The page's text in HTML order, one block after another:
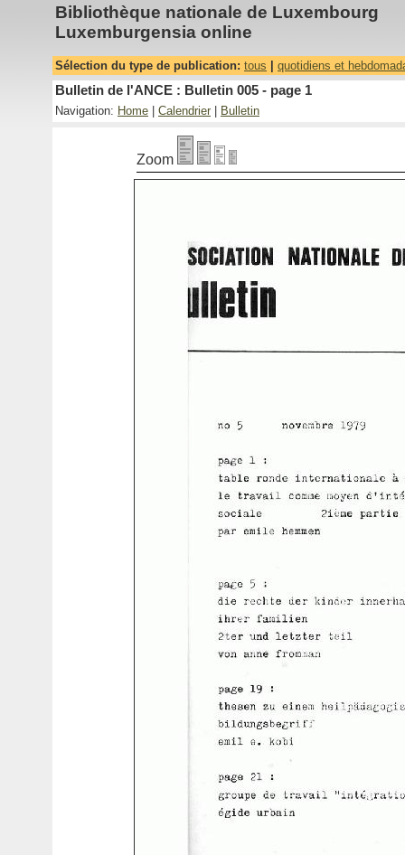
Bibliothèque nationale de Luxembourg
Luxemburgensia online
Sélection du type de publication: tous quotidiens et
Bulletin de l'ANCE : Bulletin 005 - page 1
Navigation: Home Calendrier Bulletin
Zoom